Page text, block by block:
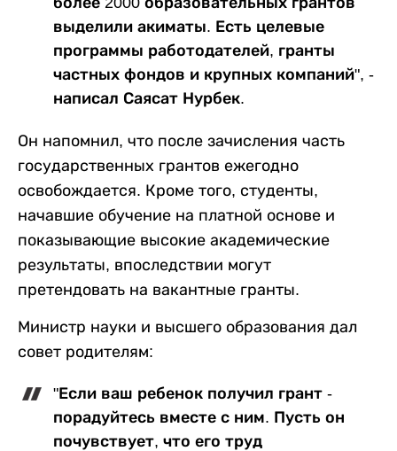
выделили акиматы. Есть целевые
программы работодателей, гранты
частных фондов и крупных компаний", -
написал Саясат Нурбек.
Он напомнил, что после зачисления часть
государственных грантов ежегодно
освобождается. Кроме того, студенты,
начавшие обучение на платной основе и
показывающие высокие академические
результаты, впоследствии могут
претендовать на вакантные гранты.
Министр науки и высшего образования дал
совет родителям:
"Если ваш ребенок получил грант -
порадуйтесь вместе с ним. Пусть он
почувствует, что его труд